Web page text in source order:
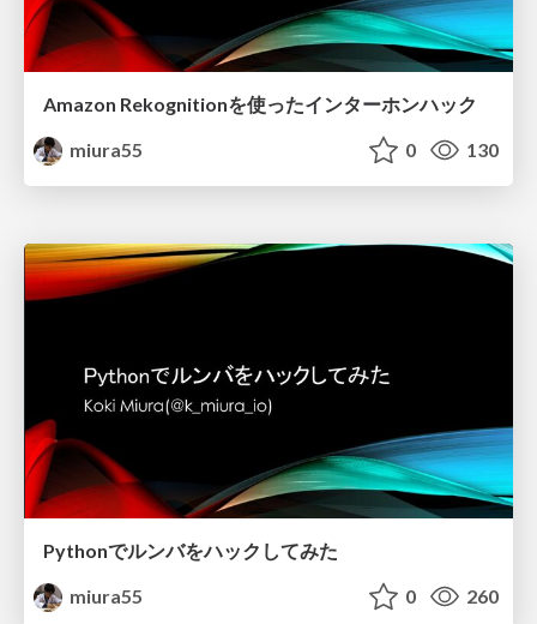
Amazon Rekognitionを使ったインターホンハック
miura55
0 130
Pythonでルンバをハックしてみた
miura55
0 260